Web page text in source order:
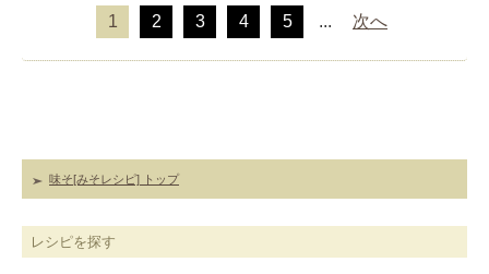
1 2 3 4 5 ... 次へ
味そ[みそレシピ] トップ
レシピを探す